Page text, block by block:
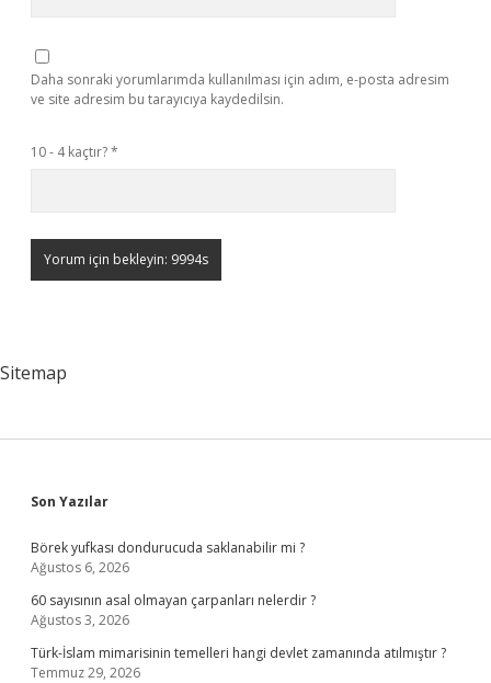
Daha sonraki yorumlarımda kullanılması için adım, e-posta adresim
ve site adresim bu tarayıcıya kaydedilsin.
10 - 4 kaçtır?*
Sitemap
Sidebar
Son Yazılar
Börek yufkası dondurucuda saklanabilir mi ?
Ağustos 6, 2026
60 sayısının asal olmayan çarpanları nelerdir ?
Ağustos 3, 2026
Türk-İslam mimarisinin temelleri hangi devlet zamanında atılmıştır ?
Temmuz 29, 2026